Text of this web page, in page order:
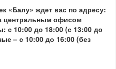
«Балу» ждет вас по адресу:
центральным офисом
с 10:00 до 18:00 (с 13:00 до
– с 10:00 до 16:00 (без